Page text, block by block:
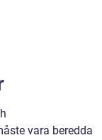
vara beredda